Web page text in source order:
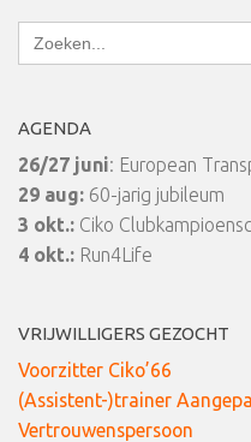
Zoek
naar:
AGENDA
26/27 juni: European
29 aug: 60-jarig jubileum
3 okt.: Ciko
4 okt.: Run4Life
VRIJWILLIGERS GEZOCHT
Voorzitter Ciko’66
(Assistent-)trainer
Vertrouwenspersoon